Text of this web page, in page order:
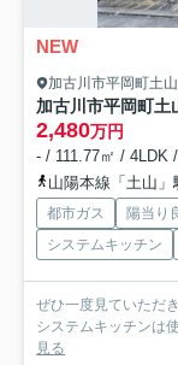
NEW
加古川市平岡町土山
加古川市平岡町
2,480万円
- / 111.77㎡ / 4LDK
山陽本線「土山
都市ガス 陽当り
システムキッチン
ぜひ一度見ていただ
システムキッチンは
見る